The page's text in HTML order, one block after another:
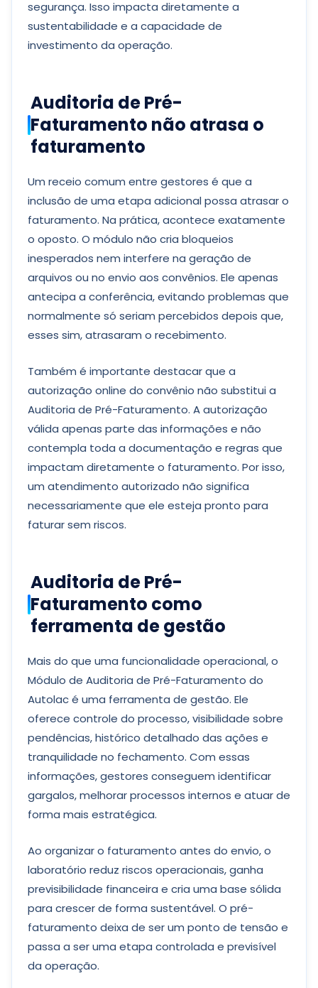
segurança. Isso impacta diretamente a
sustentabilidade e a capacidade de
investimento da operação.
Auditoria de Pré-
Faturamento não atrasa o
faturamento
Um receio comum entre gestores é que a
inclusão de uma etapa adicional possa atrasar o
faturamento. Na prática, acontece exatamente
o oposto. O módulo não cria bloqueios
inesperados nem interfere na geração de
arquivos ou no envio aos convênios. Ele apenas
antecipa a conferência, evitando problemas que
normalmente só seriam percebidos depois que,
esses sim, atrasaram o recebimento.
Também é importante destacar que a
autorização online do convênio não substitui a
Auditoria de Pré-Faturamento. A autorização
válida apenas parte das informações e não
contempla toda a documentação e regras que
impactam diretamente o faturamento. Por isso,
um atendimento autorizado não significa
necessariamente que ele esteja pronto para
faturar sem riscos.
Auditoria de Pré-
Faturamento como
ferramenta de gestão
Mais do que uma funcionalidade operacional, o
Módulo de Auditoria de Pré-Faturamento do
Autolac é uma ferramenta de gestão. Ele
oferece controle do processo, visibilidade sobre
pendências, histórico detalhado das ações e
tranquilidade no fechamento. Com essas
informações, gestores conseguem identificar
gargalos, melhorar processos internos e atuar de
forma mais estratégica.
Ao organizar o faturamento antes do envio, o
laboratório reduz riscos operacionais, ganha
previsibilidade financeira e cria uma base sólida
para crescer de forma sustentável. O pré-
faturamento deixa de ser um ponto de tensão e
passa a ser uma etapa controlada e previsível
da operação.